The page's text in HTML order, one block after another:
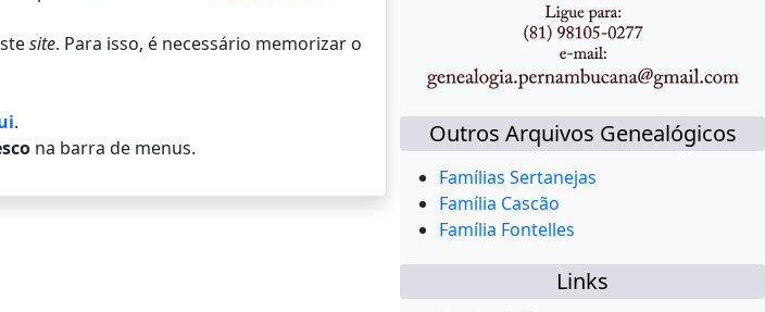
site. Para isso, é necessário memorizar o
.
na barra de menus. Outros Arquivos Genealógicos
Famílias Sertanejas
Família Cascão
Família Fontelles
Links